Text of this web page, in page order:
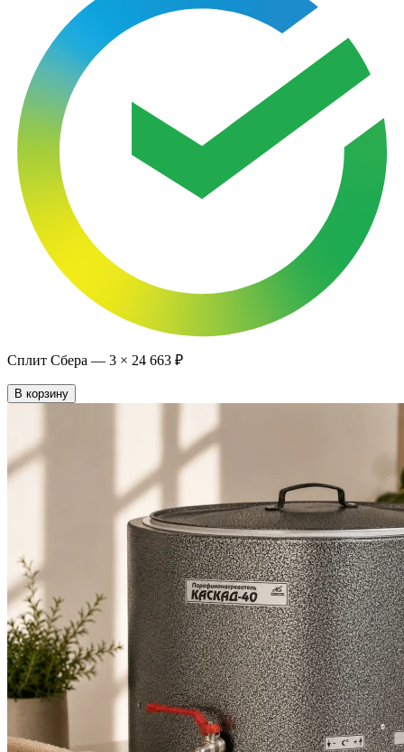
Сплит Сбера — 3 × 24 663 ₽
В корзину